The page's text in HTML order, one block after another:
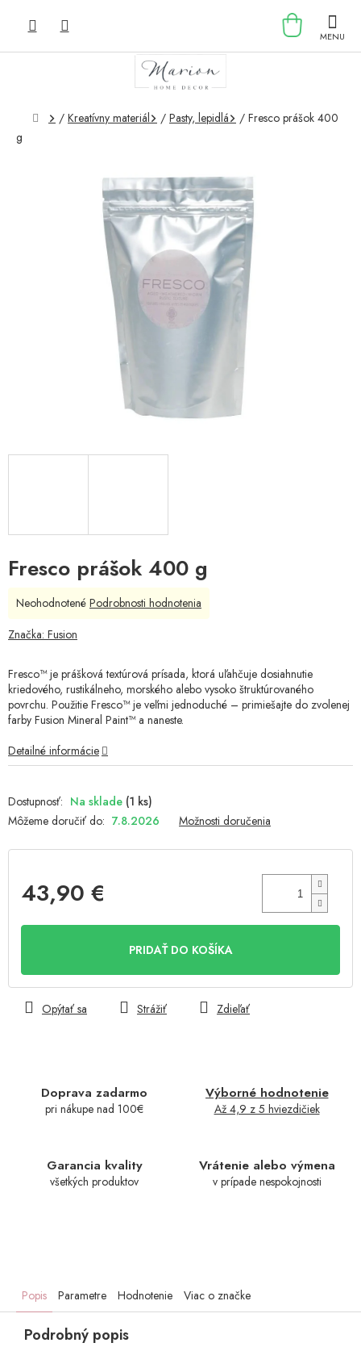
KOŠÍK
Domov
/ Kreatívny materiál / Pasty, lepidlá / Fresco prášok 400
g
Fresco prášok 400 g
Na sklade (1 ks)
Môžeme doručiť do: 7.8.2026 Možnosti doručenia
43,90 €
PRIDAŤ DO KOŠÍKA
Doprava zadarmo
pri nákupe nad 100€
Výborné hodnotenie
Až 4,9 z 5 hviezdičiek
Garancia kvality
všetkých produktov
Vrátenie alebo výmena
v prípade nespokojnosti
Fresco™ je prášková textúrová prísada, ktorá uľahčuje dosiahnutie
kriedového, rustikálneho, morského alebo vysoko štruktúrovaného
povrchu. Použitie Fresco™ je veľmi jednoduché – primiešajte do zvolenej
farby Fusion Mineral Paint™ a naneste.
Detailné informácie
Opýtať sa Strážiť Zdieľať
Priemerné
produktu
z
5
hviezdičiek.
Neohodnotené Podrobnosti hodnotenia
Značka: Fusion
Popis Parametre Hodnotenie Viac o značke
Podrobný popis